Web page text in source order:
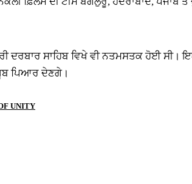
ਦਰਬਾਰ ਸਾਹਿਬ ਵਿਖੇ ਵੀ ਨਤਮਸਤਕ ਹੋਈ
ਪਿਆਰ ਦੇਣਗੇ।
UNITY